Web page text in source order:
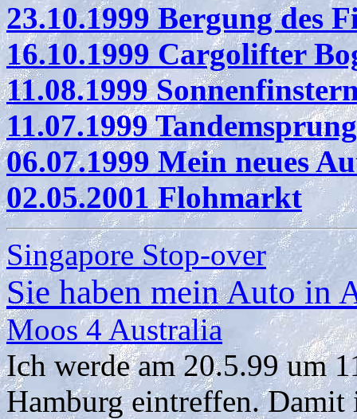
23.10.1999 Bergung des
16.10.1999 Cargolifter
11.08.1999
11.07.1999
06.07.1999 Mein neues
02.05.2001 Flohmarkt
Singapore Stop-over
Sie haben mein Auto in
Moos 4 Australia
Ich werde am 20.5.99 um
Hamburg eintreffen. Damit